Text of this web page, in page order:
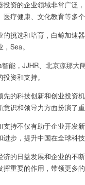
资的企业领域非常广泛，
疗健康、文化教育等多个
挑选和培育，白鲸加速
Sea。
，JJHR、北京凉那大
资和支持。
的科技创新和创业投资机
识和领导力方面扮演了重
持不仅有助于企业开发新
步，提升中国在全球科技
的日益发展和企业的不断
挥重要的作用，带领更多